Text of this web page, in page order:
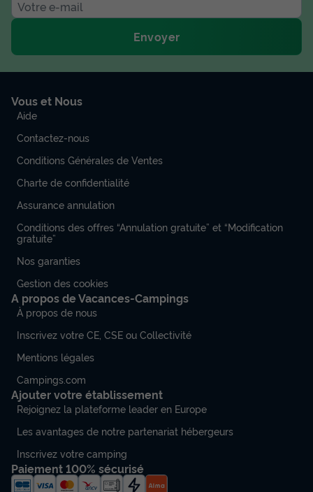
MOBILHOME 4 personnes - Cottage des
Familles 2 CH - 4 PERS 32 m² - TV + CLIM +
LV + DRAPS (inclus à la location à la
semaine)
Neuf
Surface
32m²
Terrasse couverte
Cafetière
Lave-vaisselle
+ 7
MOBILHOME 4 personnes - Cottage des Familles 2 CH - 4
PERS 32 m² - TV + CLIM + LV + DRAPS (inclus à la location à
la semaine)
du24/08/2026au31/08/2026
Meilleur prix pour 7 nuits
Modifier les dates
Voir les disponibilités
Envoyer
Vous et Nous
Aide
Contactez-nous
Conditions Générales de Ventes
Charte de confidentialité
Assurance annulation
Conditions des offres “Annulation gratuite” et “Modification
gratuite”
Nos garanties
Gestion des cookies
A propos de Vacances-Campings
À propos de nous
Inscrivez votre CE, CSE ou Collectivité
Mentions légales
Campings.com
Ajouter votre établissement
Rejoignez la plateforme leader en Europe
Les avantages de notre partenariat hébergeurs
Inscrivez votre camping
Paiement 100% sécurisé